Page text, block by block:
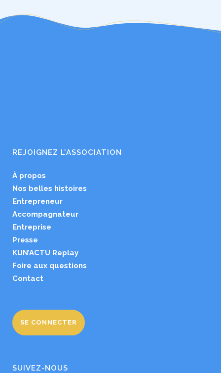
REJOIGNEZ L’ASSOCIATION
À propos
Nos belles histoires
Entrepreneur
Accompagnateur
Entreprise
Presse
KUN’ACTU Replay
Foire aux questions
Contact
SE CONNECTER
SUIVEZ-NOUS